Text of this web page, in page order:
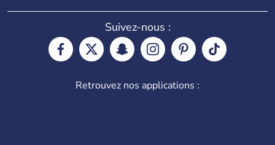
Suivez-nous :
Retrouvez nos applications :